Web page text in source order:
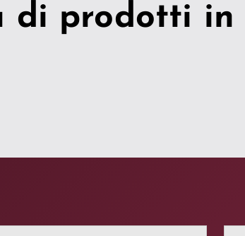
di prodotti in